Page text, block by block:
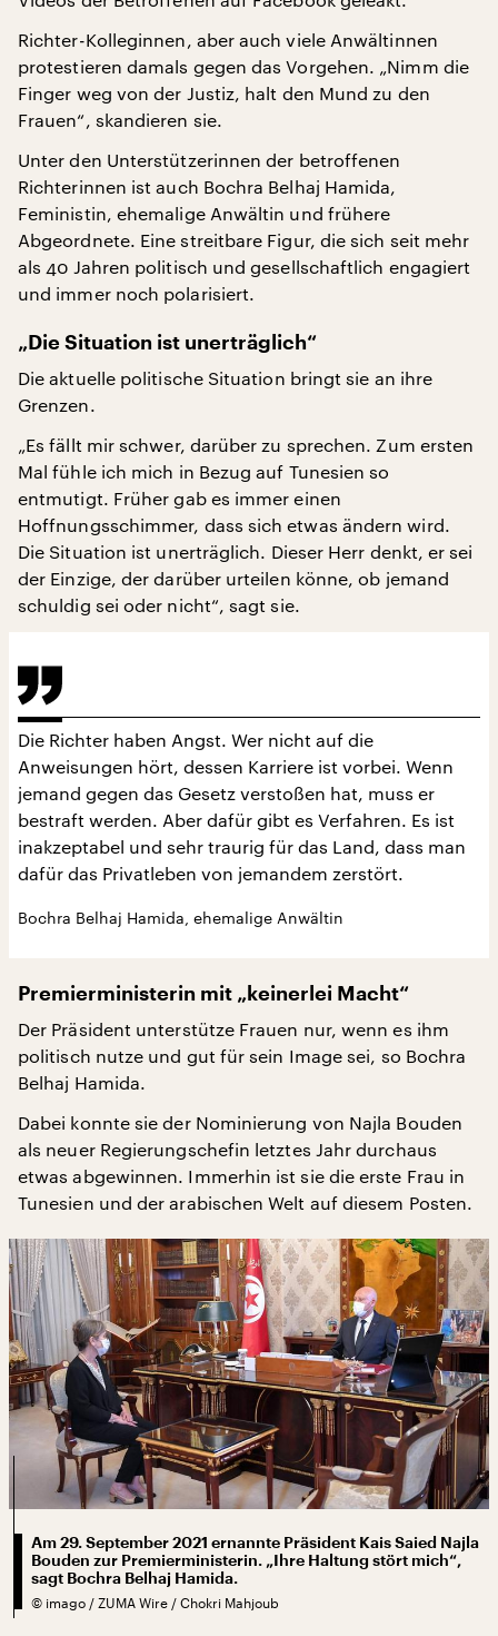
Richter-Kolleginnen, aber auch viele Anwältinnen
protestieren damals gegen das Vorgehen. „Nimm die
Finger weg von der Justiz, halt den Mund zu den
Frauen“, skandieren sie.
Unter den Unterstützerinnen der betroffenen
Richterinnen ist auch Bochra Belhaj Hamida,
Feministin, ehemalige Anwältin und frühere
Abgeordnete. Eine streitbare Figur, die sich seit mehr
als 40 Jahren politisch und gesellschaftlich engagiert
und immer noch polarisiert.
„Die Situation ist unerträglich“
Die aktuelle politische Situation bringt sie an ihre
Grenzen.
„Es fällt mir schwer, darüber zu sprechen. Zum ersten
Mal fühle ich mich in Bezug auf Tunesien so
entmutigt. Früher gab es immer einen
Hoffnungsschimmer, dass sich etwas ändern wird.
Die Situation ist unerträglich. Dieser Herr denkt, er sei
der Einzige, der darüber urteilen könne, ob jemand
schuldig sei oder nicht“, sagt sie.
Die Richter haben Angst. Wer nicht auf die
Anweisungen hört, dessen Karriere ist vorbei. Wenn
jemand gegen das Gesetz verstoßen hat, muss er
bestraft werden. Aber dafür gibt es Verfahren. Es ist
inakzeptabel und sehr traurig für das Land, dass man
dafür das Privatleben von jemandem zerstört.
Bochra Belhaj Hamida, ehemalige Anwältin
Premierministerin mit „keinerlei Macht“
Der Präsident unterstütze Frauen nur, wenn es ihm
politisch nutze und gut für sein Image sei, so Bochra
Belhaj Hamida.
Dabei konnte sie der Nominierung von Najla Bouden
als neuer Regierungschefin letztes Jahr durchaus
etwas abgewinnen. Immerhin ist sie die erste Frau in
Tunesien und der arabischen Welt auf diesem Posten.
Am 29. September 2021 ernannte Präsident Kais Saied Najla
Bouden zur Premierministerin. „Ihre Haltung stört mich“,
sagt Bochra Belhaj Hamida.
© imago / ZUMA Wire / Chokri Mahjoub